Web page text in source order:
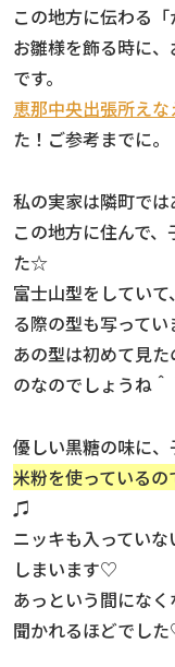
この地方に伝わる
お雛様を飾る時に
です。
恵那中央出張所え
た！ご参考までに。
私の実家は隣町では
この地方に住んで
た☆
富士山型をしてい
る際の型も写ってい
あの型は初めて見
のなのでしょうね＾
優しい黒糖の味に、
米粉を使っているの
♫
ニッキも入ってい
しまいます♡
あっという間にな
聞かれるほどでし